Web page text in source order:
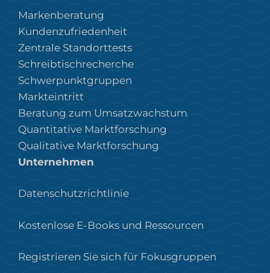
Markenberatung
Kundenzufriedenheit
Zentrale Standorttests
Schreibtischrecherche
Schwerpunktgruppen
Markteintritt
Beratung zum Umsatzwachstum
Quantitative Marktforschung
Qualitative Marktforschung
Unternehmen
Datenschutzrichtlinie
Kostenlose E-Books und Ressourcen
Registrieren Sie sich für Fokusgruppen